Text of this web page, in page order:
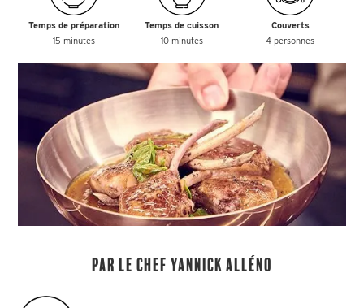
Temps de préparation
15 minutes
Temps de cuisson
10 minutes
Couverts
4 personnes
Par le chef Yannick Alléno